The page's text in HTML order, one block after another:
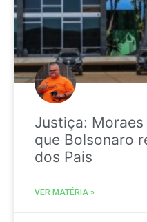
Justiça:
que Bolsonaro
dos Pais
VER MATÉRIA »